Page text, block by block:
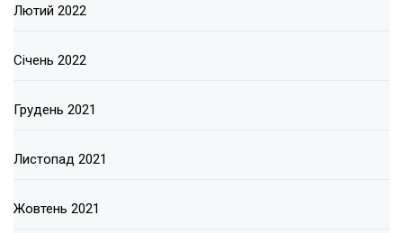
Лютий 2022
Січень 2022
Грудень 2021
Листопад 2021
Жовтень 2021